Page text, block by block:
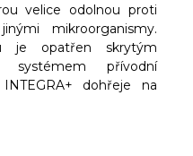
velice odolnou proti
mikroorganismy.
je opatřen skrytým
systémem přívodní
dohřeje na